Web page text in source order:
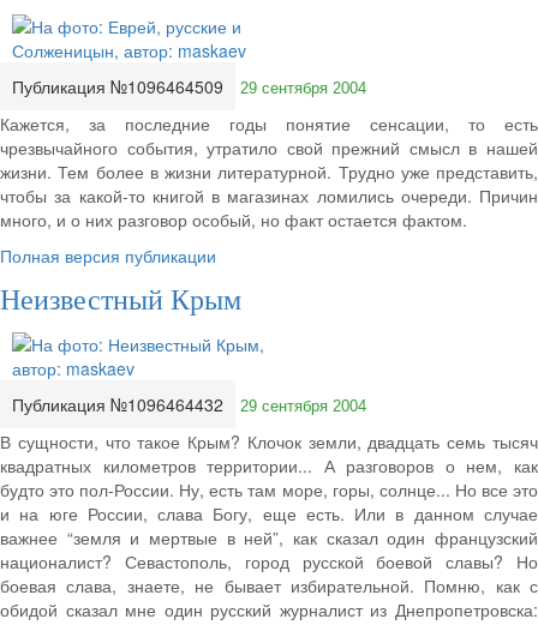
Публикация №1096464509 29 сентября 2004
Кажется, за последние годы понятие сенсации, то есть
чрезвычайного события, утратило свой прежний смысл в нашей
жизни. Тем более в жизни литературной. Трудно уже представить,
чтобы за какой-то книгой в магазинах ломились очереди. Причин
много, и о них разговор особый, но факт остается фактом.
Полная версия публикации
Неизвестный Крым
Публикация №1096464432 29 сентября 2004
В сущности, что такое Крым? Клочок земли, двадцать семь тысяч
квадратных километров территории... А разговоров о нем, как
будто это пол-России. Ну, есть там море, горы, солнце... Но все это
и на юге России, слава Богу, еще есть. Или в данном случае
важнее “земля и мертвые в ней”, как сказал один французский
националист? Севастополь, город русской боевой славы? Но
боевая слава, знаете, не бывает избирательной. Помню, как с
обидой сказал мне один русский журналист из Днепропетровска: